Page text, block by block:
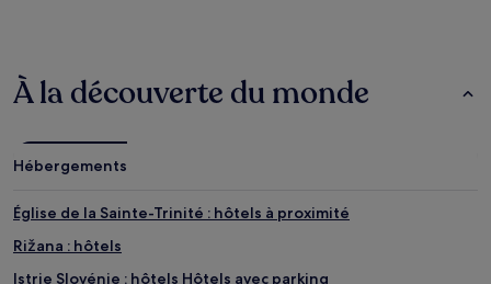
sur
la
séjour
d’une
pour
Les
À la découverte du monde
Hébergements
Église de la Sainte-Trinité : hôtels à proximité
Rižana : hôtels
Istrie Slovénie : hôtels Hôtels avec parking